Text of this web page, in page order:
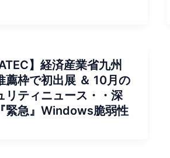
】経済産業省九州
薦枠で初出展 ＆ 10月の
リティニュース・・深
緊急』Windows脆弱性